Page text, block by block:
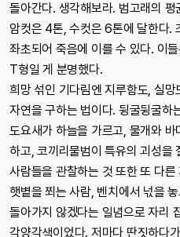
돌아간다. 생각해보라. 범고래의
암컷은 4톤, 수컷은 6톤에 달한다.
좌초되어 죽음에 이를 수 있다. 이
T형일 게 분명했다.
희망 섞인 기다림엔 지루함도, 실망
자연을 구하는 법이다. 뒹굴뒹굴하
도요새가 하늘을 가르고, 물개와
하고, 코끼리물범이 특유의 괴성을
사람들을 관찰하는 것 또한 또 다
햇볕을 쬐는 사람, 벤치에서 넋을
돌아가지 않겠다는 일념으로 자리
각양각색이었다. 저마다 딴짓하다